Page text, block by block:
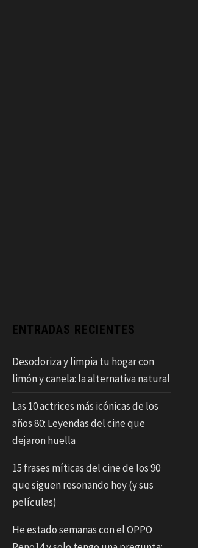
ENTRADAS RECIENTES
Desodoriza y limpia tu hogar con
limón y canela: la alternativa natural
Las 10 actrices más icónicas de los
años 80: Leyendas del cine que
dejaron huella
15 frases míticas del cine de los 90
que siguen resonando hoy (y sus
películas)
He estado semanas con el OPPO